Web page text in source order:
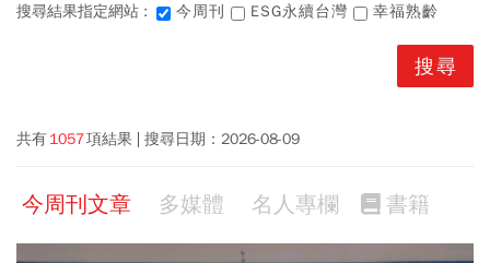
搜尋結果指定網站 : 今周刊 ESG永續台灣 幸福熟齡
共有1057項結果 搜尋日期： 2026-08-09
今周刊文章 多媒體 名人專欄 書籍